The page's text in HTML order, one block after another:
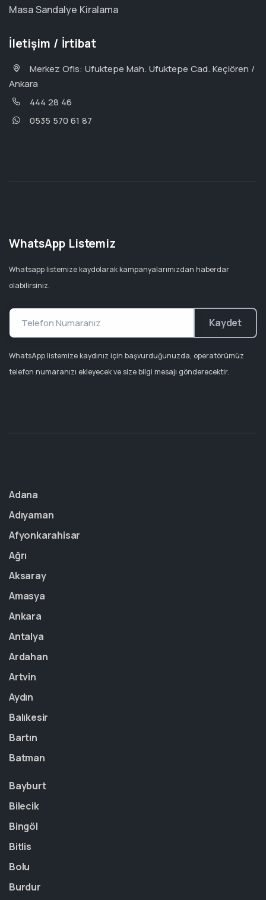
Masa Sandalye Kiralama
İletişim / İrtibat
Merkez Ofis: Ufuktepe Mah. Ufuktepe Cad. Keçiören /
Ankara
444 28 46
0535 570 61 87
WhatsApp Listemiz
Whatsapp listemize kaydolarak kampanyalarımızdan haberdar
olabilirsiniz.
Kaydet
WhatsApp listemize kaydınız için başvurduğunuzda, operatörümüz
telefon numaranızı ekleyecek ve size bilgi mesajı gönderecektir.
Adana
Adıyaman
Afyonkarahisar
Ağrı
Aksaray
Amasya
Ankara
Antalya
Ardahan
Artvin
Aydın
Balıkesir
Bartın
Batman
Bayburt
Bilecik
Bingöl
Bitlis
Bolu
Burdur